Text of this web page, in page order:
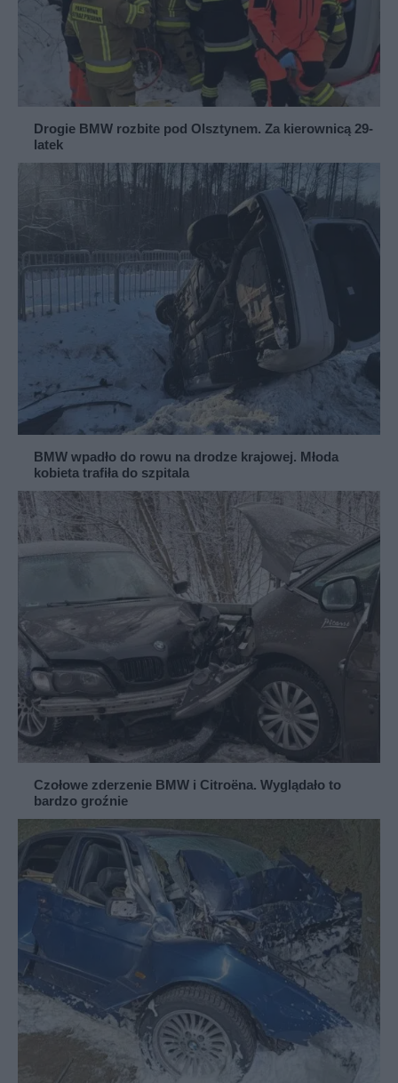
Drogie BMW rozbite pod Olsztynem. Za kierownicą 29-
latek
BMW wpadło do rowu na drodze krajowej. Młoda
kobieta trafiła do szpitala
Czołowe zderzenie BMW i Citroëna. Wyglądało to
bardzo groźnie